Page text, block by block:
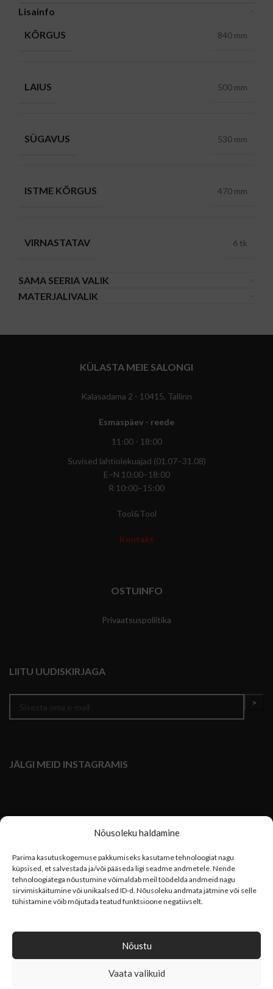
Nõusoleku haldamine
Parima kasutuskogemuse pakkumiseks kasutame tehnoloogiat nagu
küpsised, et salvestada ja/või pääseda ligi seadme andmetele. Nende
tehnoloogiatega nõustumine võimaldab meil töödelda andmeid nagu
sirvimiskäitumine või unikaalsed ID-d. Nõusoleku andmata jätmine või selle
tühistamine võib mõjutada teatud funktsioone negatiivselt.
Nõustu
Vaata valikuid
Lisainfo
KÕRGUS
840 mm
LAIUS 500 mm
SÜGAVUS 530 mm
ISTME KÕRGUS 470 mm
VIRNASTATAV 6 tk
SAMA SEERIA VALIK
MATERJALIVALIK
KÜLASTA MEIE SALONGI
Kalasadama 2 - 10415, Tallinn
Esmaspäev - reede
11:00 - 18:00
Suvised lahtiolekuajad (01.07–31.08)
E–N 10:00–18:00
R 10:00–15:00
Tool&Tool
Kontakt
OSTUINFO
Privaatsuspoliitika
LIITU UUDISKIRJAGA
JÄLGI MEID INSTAGRAMIS